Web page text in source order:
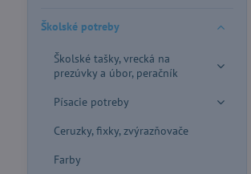
Školské potreby
Školské tašky, vrecká na
prezúvky a úbor, peračník
Písacie potreby
Ceruzky, fixky, zvýrazňovače
Farby